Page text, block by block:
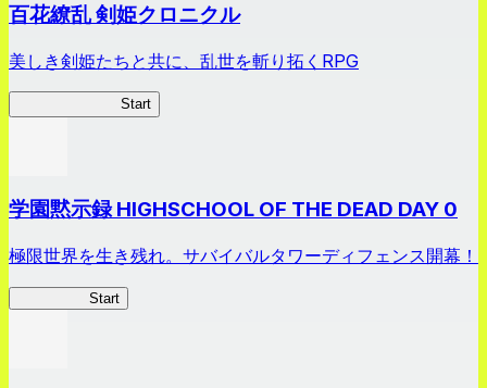
百花繚乱 剣姫クロニクル
美しき剣姫たちと共に、乱世を斬り拓くRPG
Start
学園黙示録 HIGHSCHOOL OF THE DEAD DAY 0
極限世界を生き残れ。サバイバルタワーディフェンス開幕！
Start